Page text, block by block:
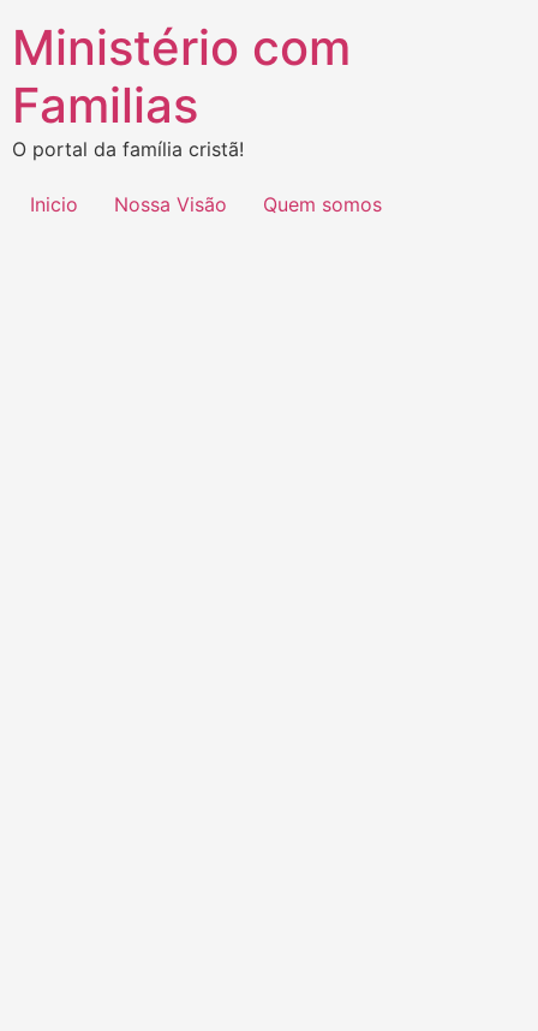
Ministério com
Familias
O portal da família cristã!
Inicio Nossa Visão Quem somos